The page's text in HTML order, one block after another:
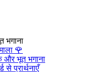
भगाना
🌹
और भूत भगाना
से प्रार्थनाएँ